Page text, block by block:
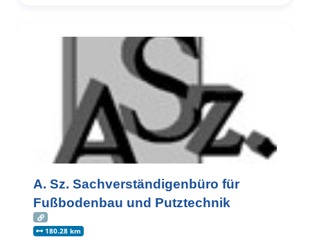
A. Sz. Sachverständigenbüro für
Fußbodenbau und Putztechnik
180.28 km